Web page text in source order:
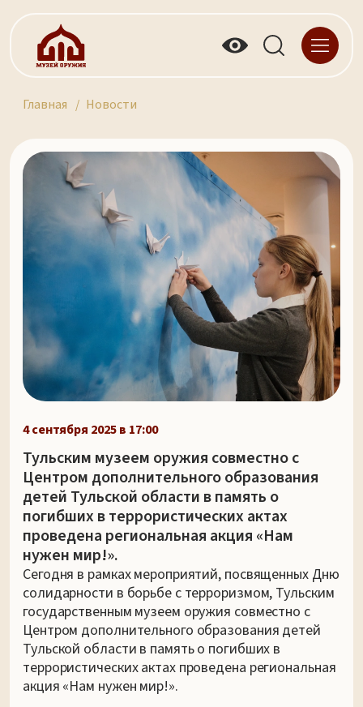
Главная Новости
4 сентября 2025 в 17:00
Тульским музеем оружия совместно с
Центром дополнительного образования
детей Тульской области в память о
погибших в террористических актах
проведена региональная акция «Нам
нужен мир!».
Сегодня в рамках мероприятий, посвященных Дню
солидарности в борьбе с терроризмом, Тульским
государственным музеем оружия совместно с
Центром дополнительного образования детей
Тульской области в память о погибших в
террористических актах проведена региональная
акция «Нам нужен мир!».